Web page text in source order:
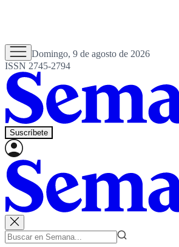
Domingo, 9 de agosto de 2026
ISSN 2745-2794
Suscríbete